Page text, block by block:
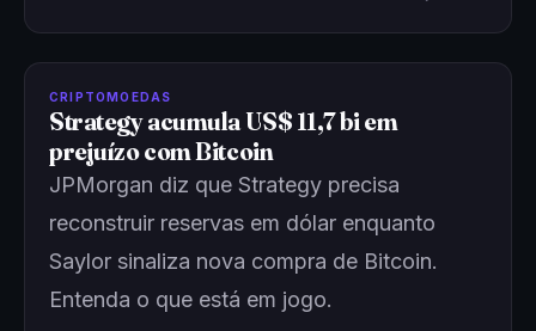
CRIPTOMOEDAS
Strategy acumula US$ 11,7 bi em
prejuízo com Bitcoin
JPMorgan diz que Strategy precisa
reconstruir reservas em dólar enquanto
Saylor sinaliza nova compra de Bitcoin.
Entenda o que está em jogo.